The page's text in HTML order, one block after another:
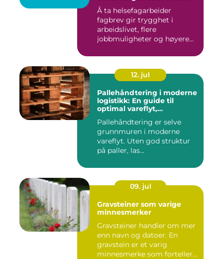
Å ta helsefagarbeider
fagbrev gir trygghet i
arbeidslivet, flere
jobbmuligheter og høyere
12. jul
Pallehåndtering i moderne
logistikk: En guide til
optimal vareflyt,
terminaleffektivitet
Pallehåndtering er selve
grunnmuren i moderne
vareflyt. Uten god struktur
på paller, las...
09. jul
Gravsteiner som varige
minnesmerker
Gravsteiner handler om mer
enn navn og datoer. En
gravstein er et varig
minnesmerke som forteller